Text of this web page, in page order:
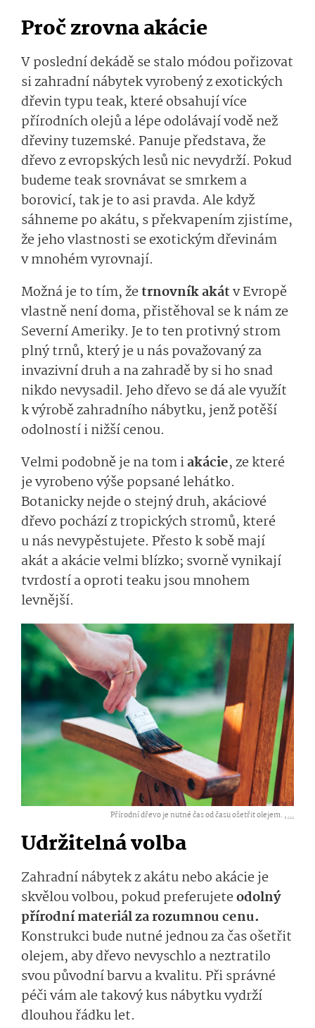
Proč zrovna akácie
V poslední dekádě se stalo módou pořizovat
si zahradní nábytek vyrobený z exotických
dřevin typu teak, které obsahují více
přírodních olejů a lépe odolávají vodě než
dřeviny tuzemské. Panuje představa, že
dřevo z evropských lesů nic nevydrží. Pokud
budeme teak srovnávat se smrkem a
borovicí, tak je to asi pravda. Ale když
sáhneme po akátu, s překvapením zjistíme,
že jeho vlastnosti se exotickým dřevinám
v mnohém vyrovnají.
Možná je to tím, žetrnovník akátv Evropě
vlastně není doma, přistěhoval se k nám ze
Severní Ameriky. Je to ten protivný strom
plný trnů, který je u nás považovaný za
invazivní druh a na zahradě by si ho snad
nikdo nevysadil. Jeho dřevo se dá ale využít
k výrobě zahradního nábytku, jenž potěší
odolností i nižší cenou.
Velmi podobně je na tom iakácie, ze které
je vyrobeno výše popsané lehátko.
Botanicky nejde o stejný druh, akáciové
dřevo pochází z tropických stromů, které
u nás nevypěstujete. Přesto k sobě mají
akát a akácie velmi blízko; svorně vynikají
tvrdostí a oproti teaku jsou mnohem
levnější.
Přírodní dřevo je nutné čas od času ošetřit olejem. ,...
Udržitelná volba
Zahradní nábytek z akátu nebo akácie je
skvělou volbou, pokud preferujeteodolný
přírodní materiál za rozumnou cenu.
Konstrukci bude nutné jednou za čas ošetřit
olejem, aby dřevo nevyschlo a neztratilo
svou původní barvu a kvalitu. Při správné
péči vám ale takový kus nábytku vydrží
dlouhou řádku let.